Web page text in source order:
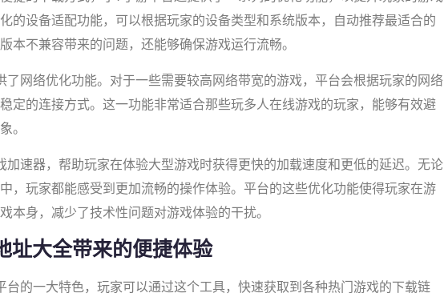
的设备适配功能，可以根据玩家的设备类型和系统版本，自动推荐最适合的
本不兼容带来的问题，还能够确保游戏运行流畅。
了网络优化功能。对于一些需要较高网络带宽的游戏，平台会根据玩家的网络
定的连接方式。这一功能非常适合那些玩多人在线游戏的玩家，能够有效避
。
加速器，帮助玩家在体验大型游戏时获得更快的加载速度和更低的延迟。无论
，玩家都能感受到更加流畅的操作体验。平台的这些优化功能使得玩家在游
本身，减少了技术性问题对游戏体验的干扰。
址大全带来的便捷体验
台的一大特色，玩家可以通过这个工具，快速获取到各种热门游戏的下载链